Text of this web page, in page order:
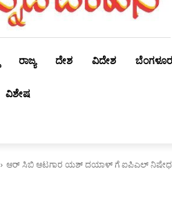
ರಾಜ್ಯ ದೇಶ ವಿದೇಶ
ವಿಶೇಷ
ಆರ್ ಸಿಬಿ ಆಟಗಾರ ಯಶ್ ದಯಾಳ್ ಗೆ ಐಪಿಎಲ್